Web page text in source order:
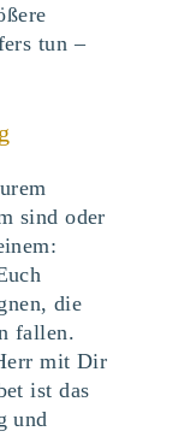
tun –
sind oder
die
fallen.
mit Dir
ist das
und